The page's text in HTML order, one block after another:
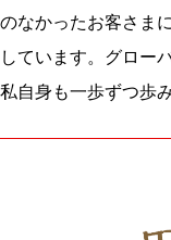
のなかったお客さま
しています。グロー
私自身も一歩ずつ歩